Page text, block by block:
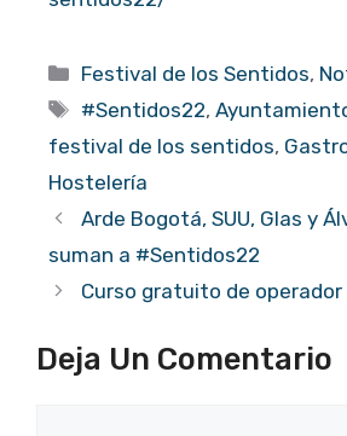
Categorías
Festival de los Sentidos,
Etiquetas
#Sentidos22,
festival de los sentidos,
Hostelería
Arde Bogotá, SUU, Glas y
suman a #Sentidos22
Curso gratuito de
Deja Un Comentario